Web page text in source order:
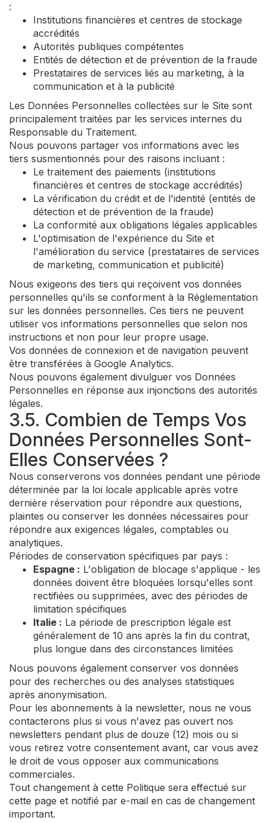
:
Institutions financières et centres de stockage
accrédités
Autorités publiques compétentes
Entités de détection et de prévention de la fraude
Prestataires de services liés au marketing, à la
communication et à la publicité
Les Données Personnelles collectées sur le Site sont
principalement traitées par les services internes du
Responsable du Traitement.
Nous pouvons partager vos informations avec les
tiers susmentionnés pour des raisons incluant :
Le traitement des paiements (institutions
financières et centres de stockage accrédités)
La vérification du crédit et de l'identité (entités de
détection et de prévention de la fraude)
La conformité aux obligations légales applicables
L'optimisation de l'expérience du Site et
l'amélioration du service (prestataires de services
de marketing, communication et publicité)
Nous exigeons des tiers qui reçoivent vos données
personnelles qu'ils se conforment à la Réglementation
sur les données personnelles. Ces tiers ne peuvent
utiliser vos informations personnelles que selon nos
instructions et non pour leur propre usage.
Vos données de connexion et de navigation peuvent
être transférées à Google Analytics.
Nous pouvons également divulguer vos Données
Personnelles en réponse aux injonctions des autorités
légales.
3.5. Combien de Temps Vos
Données Personnelles Sont-
Elles Conservées ?
Nous conserverons vos données pendant une période
déterminée par la loi locale applicable après votre
dernière réservation pour répondre aux questions,
plaintes ou conserver les données nécessaires pour
répondre aux exigences légales, comptables ou
analytiques.
Périodes de conservation spécifiques par pays :
Espagne : L'obligation de blocage s'applique - les
données doivent être bloquées lorsqu'elles sont
rectifiées ou supprimées, avec des périodes de
limitation spécifiques
Italie : La période de prescription légale est
généralement de 10 ans après la fin du contrat,
plus longue dans des circonstances limitées
Nous pouvons également conserver vos données
pour des recherches ou des analyses statistiques
après anonymisation.
Pour les abonnements à la newsletter, nous ne vous
contacterons plus si vous n'avez pas ouvert nos
newsletters pendant plus de douze (12) mois ou si
vous retirez votre consentement avant, car vous avez
le droit de vous opposer aux communications
commerciales.
Tout changement à cette Politique sera effectué sur
cette page et notifié par e-mail en cas de changement
important.